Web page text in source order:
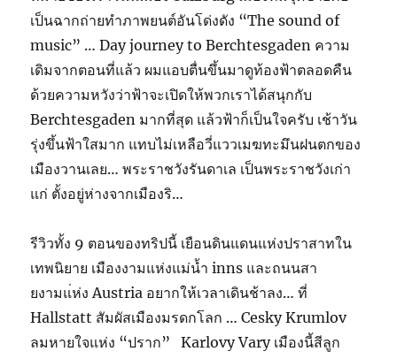
เป็นฉากถ่ายทำภาพยนต์อันโด่งดัง “The sound of
music” … Day journey to Berchtesgaden ความ
เดิมจากตอนที่แล้ว ผมแอบตื่นขึ้นมาดูท้องฟ้าตลอดคืน
ด้วยความหวังว่าฟ้าจะเปิดให้พวกเราได้สนุกกับ
Berchtesgaden มากที่สุด แล้วฟ้าก็เป็นใจครับ เช้าวัน
รุ่งขึ้นฟ้าใสมาก แทบไม่เหลือวี่แววเมฆทะมึนฝนตกของ
เมืองวานเลย… พระราชวังรันดาเล เป็นพระราชวังเก่า
แก่ ตั้งอยู่ห่างจากเมืองริ…
รีวิวทั้ง 9 ตอนของทริปนี้ เยือนดินแดนแห่งปราสาทใน
เทพนิยาย เมืองงามแห่งแม่น้ำ inns และถนนสา
ยงามแ่ห่ง Austria อยากให้เวลาเดินช้าลง… ที่
Hallstatt สัมผัสเมืองมรดกโลก … Cesky Krumlov
ลมหายใจแห่ง “ปราก” Karlovy Vary เมืองนี้สีลูก